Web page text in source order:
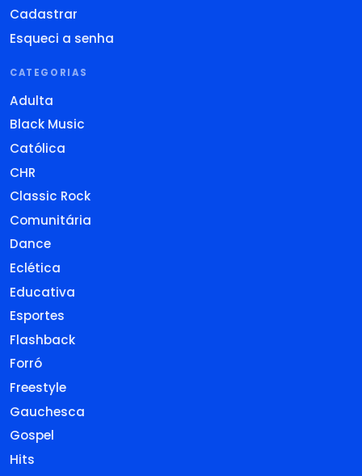
Cadastrar
Esqueci a senha
CATEGORIAS
Adulta
Black Music
Católica
CHR
Classic Rock
Comunitária
Dance
Eclética
Educativa
Esportes
Flashback
Forró
Freestyle
Gauchesca
Gospel
Hits